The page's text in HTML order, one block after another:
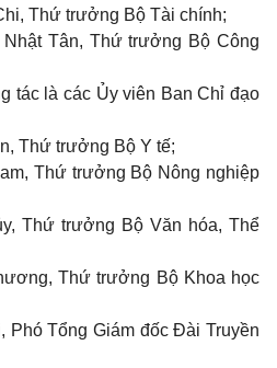
Thứ trưởng Bộ Tài chính;
Tân, Thứ trưởng Bộ Công
tác là các Ủy viên Ban Chỉ đạo
Thứ trưởng Bộ Y tế;
Thứ trưởng Bộ Nông nghiệp
Thứ trưởng Bộ Văn hóa, Thể
Thứ trưởng Bộ Khoa học
Tổng Giám đốc Đài Truyền